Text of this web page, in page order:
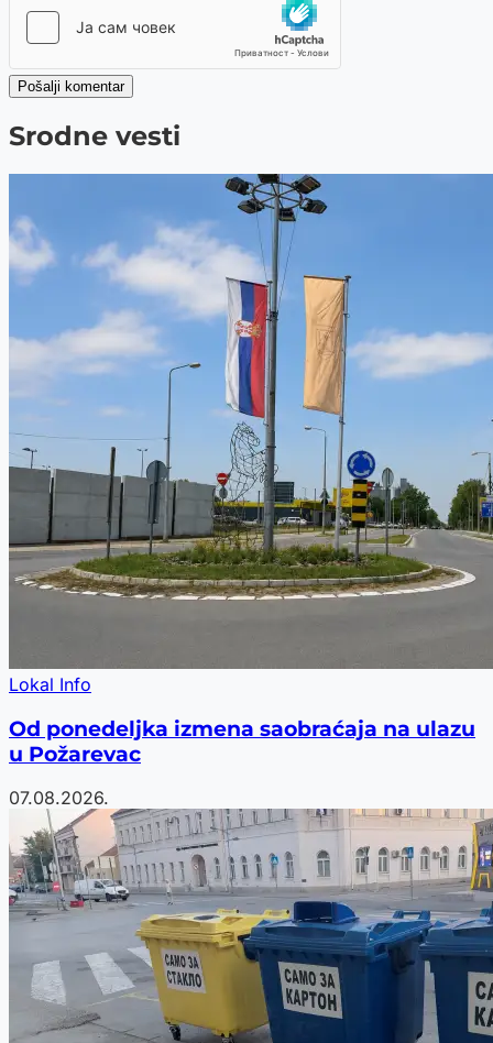
Pošalji komentar
Srodne vesti
Lokal Info
Od ponedeljka izmena saobraćaja na ulazu
u Požarevac
07.08.2026.